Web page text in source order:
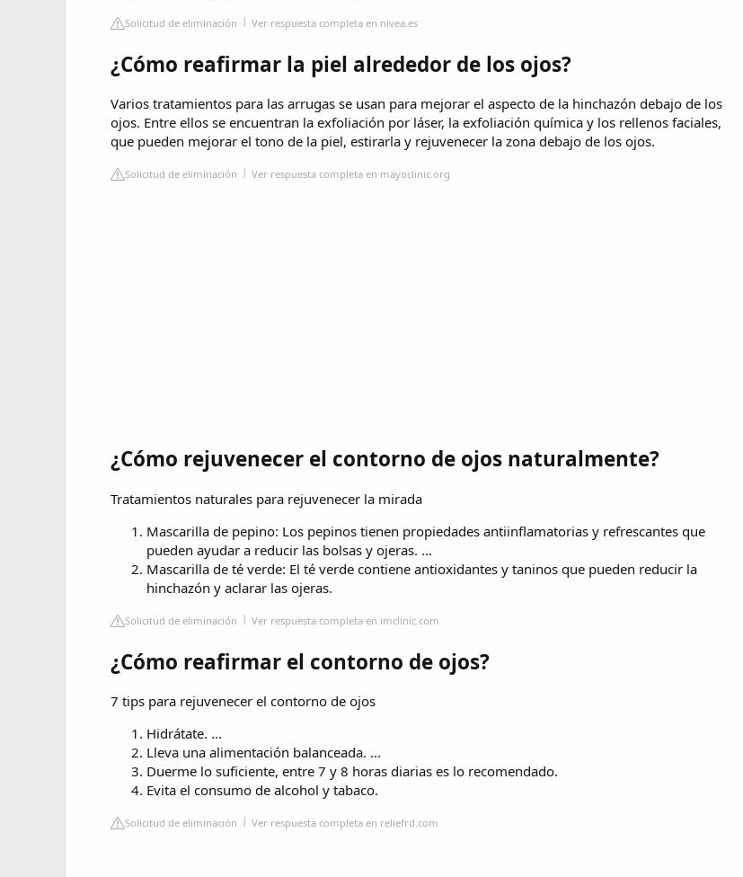
Solicitud de eliminación Ver respuesta completa en nivea.es
¿Cómo reafirmar la piel alrededor de los ojos?
Varios tratamientos para las arrugas se usan para mejorar el aspecto de la hinchazón debajo de los
ojos. Entre ellos se encuentran la exfoliación por láser, la exfoliación química y los rellenos faciales,
que pueden mejorar el tono de la piel, estirarla y rejuvenecer la zona debajo de los ojos.
Solicitud de eliminación Ver respuesta completa en mayoclinic.org
¿Cómo rejuvenecer el contorno de ojos naturalmente?
Tratamientos naturales para rejuvenecer la mirada
Mascarilla de pepino: Los pepinos tienen propiedades antiinflamatorias y refrescantes que
pueden ayudar a reducir las bolsas y ojeras. ...
Mascarilla de té verde: El té verde contiene antioxidantes y taninos que pueden reducir la
hinchazón y aclarar las ojeras.
Solicitud de eliminación Ver respuesta completa en imclinic.com
¿Cómo reafirmar el contorno de ojos?
7 tips para rejuvenecer el contorno de ojos
Hidrátate. ...
Lleva una alimentación balanceada. ...
Duerme lo suficiente, entre 7 y 8 horas diarias es lo recomendado.
Evita el consumo de alcohol y tabaco.
Solicitud de eliminación Ver respuesta completa en reliefrd.com